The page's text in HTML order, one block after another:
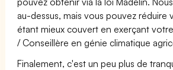
au-dessus, mais vous pouvez réduire
étant mieux couvert en exerçant
/ Conseillère en génie climatique
Finalement, c'est un peu plus de